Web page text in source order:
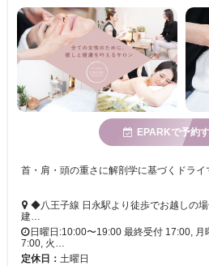
EPARKで予約
◆八王子線 日永駅より徒歩でお越しの
建…
日曜日:10:00〜19:00 最終受付 17:00,
7:00, 火…
定休日： 土曜日